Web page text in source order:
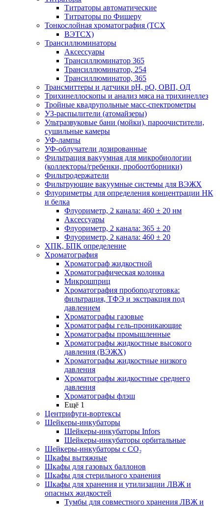
Титраторы автоматические
Титраторы по Фишеру
Тонкослойная хроматография (ТСХ
ВЭТСХ)
Трансиллюминаторы
Аксессуары
Трансиллюминатор 365
Трансиллюминатор, 254
Трансиллюминатор, 365
Трансмиттеры и датчики рН, рО, ОВП, ОД
Трихинеллоскопы и анализ мяса на трихинеллез
Тройные квадрупольные масс-спектрометры
УЗ-распылители (атомайзеры)
Ультразвуковые бани (мойки), пароочистители,
сушильные камеры
УФ-лампы
УФ-облучатели дозированные
Фильтрация вакуумная для микробиологии
(коллекторы/гребенки, пробоотборники)
Фильтродержатели
Фильтрующие вакуумные системы для ВЭЖХ
Флуориметры для определения концентрации НК
и белка
Флуориметр, 2 канала: 460 ± 20 нм
Аксессуары
Флуориметр, 2 канала: 365 ± 20
Флуориметр, 2 канала: 460 ± 20
ХПК, БПК определение
Хроматография
Хроматограф жидкостной
Хроматографическая колонка
Микрошприц
Хроматография пробоподготовка:
фильтрация, ТФЭ и экстракция под
давлением
Хроматографы газовые
Хроматографы гель-проникающие
Хроматографы промышленные
Хроматографы жидкостные высокого
давления (ВЭЖХ)
Хроматографы жидкостные низкого
давления
Хроматографы жидкостные среднего
давления
Хроматографы флэш
Ещё 1
Центрифуги-вортексы
Шейкеры-инкубаторы
Шейкеры-инкубаторы Infors
Шейкеры-инкубаторы орбитальные
Шейкеры-инкубаторы с CО₂
Шкафы вытяжные
Шкафы для газовых баллонов
Шкафы для стерильного хранения
Шкафы для хранения и утилизации ЛВЖ и
опасных жидкостей
Тумбы для совместного хранения ЛВЖ и